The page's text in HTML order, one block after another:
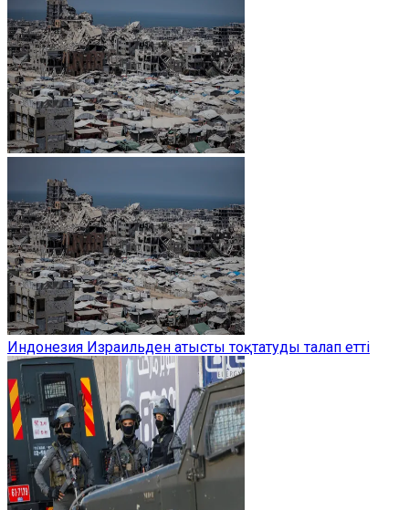
Индонезия Израильден атысты тоқтатуды талап етті